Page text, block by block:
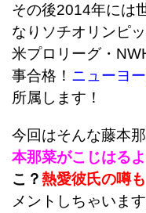
その後2014年には
なりソチオリンピ
米プロリーグ・
事合格！ ニューヨ
所属します！
今回はそんな藤本
本那菜がこじはる
こ？熱愛彼氏の噂も
メントしちゃいま